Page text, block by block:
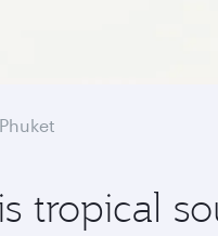
tropical